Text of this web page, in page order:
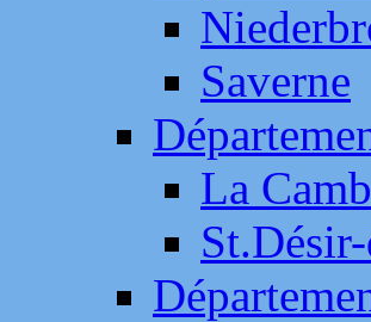
Saverne
La